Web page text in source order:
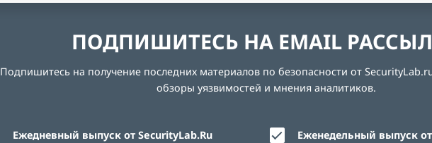
ПОДПИШИТЕСЬ НА EMAIL
Подпишитесь на получение последних материалов по безопасности от
обзоры уязвимостей и мнения аналитиков.
Ежедневный выпуск от SecurityLab.Ru Еженедельный выпуск